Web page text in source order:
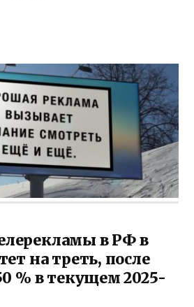
в РФ в
на треть, после
% в текущем 2025-